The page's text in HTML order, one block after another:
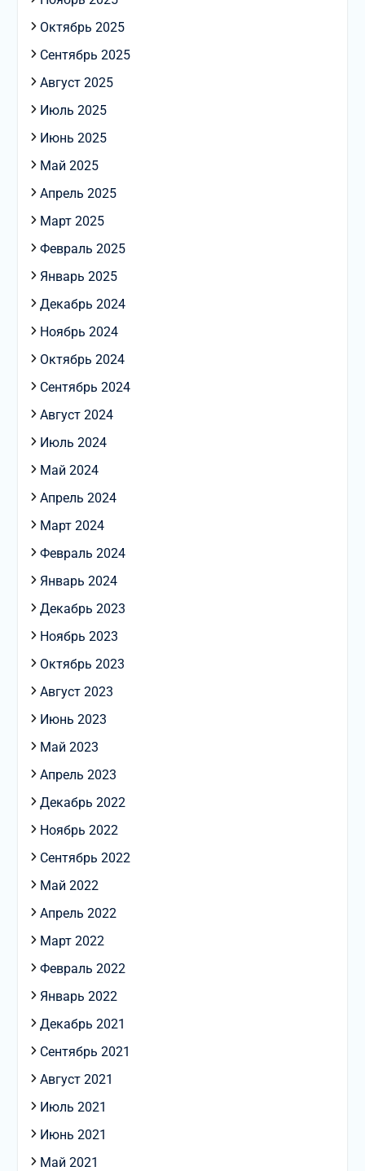
Октябрь 2025
Сентябрь 2025
Август 2025
Июль 2025
Июнь 2025
Май 2025
Апрель 2025
Март 2025
Февраль 2025
Январь 2025
Декабрь 2024
Ноябрь 2024
Октябрь 2024
Сентябрь 2024
Август 2024
Июль 2024
Май 2024
Апрель 2024
Март 2024
Февраль 2024
Январь 2024
Декабрь 2023
Ноябрь 2023
Октябрь 2023
Август 2023
Июнь 2023
Май 2023
Апрель 2023
Декабрь 2022
Ноябрь 2022
Сентябрь 2022
Май 2022
Апрель 2022
Март 2022
Февраль 2022
Январь 2022
Декабрь 2021
Сентябрь 2021
Август 2021
Июль 2021
Июнь 2021
Май 2021